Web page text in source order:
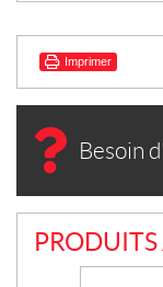
Imprimer
Besoin